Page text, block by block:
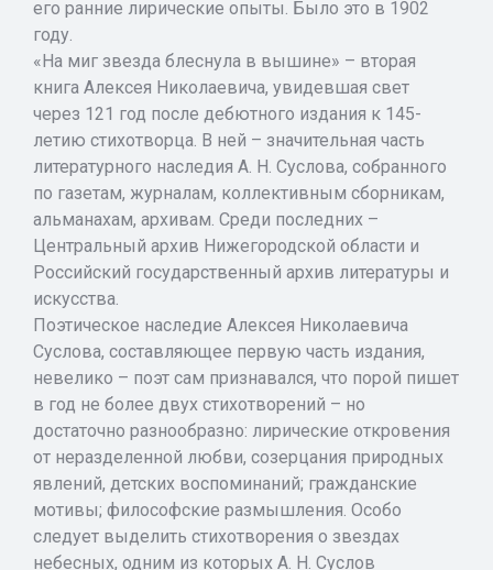
его ранние лирические опыты. Было это в 1902
году.
«На миг звезда блеснула в вышине» – вторая
книга Алексея Николаевича, увидевшая свет
через 121 год после дебютного издания к 145-
летию стихотворца. В ней – значительная часть
литературного наследия А. Н. Суслова, собранного
по газетам, журналам, коллективным сборникам,
альманахам, архивам. Среди последних –
Центральный архив Нижегородской области и
Российский государственный архив литературы и
искусства.
Поэтическое наследие Алексея Николаевича
Суслова, составляющее первую часть издания,
невелико – поэт сам признавался, что порой пишет
в год не более двух стихотворений – но
достаточно разнообразно: лирические откровения
от неразделенной любви, созерцания природных
явлений, детских воспоминаний; гражданские
мотивы; философские размышления. Особо
следует выделить стихотворения о звездах
небесных, одним из которых А. Н. Суслов